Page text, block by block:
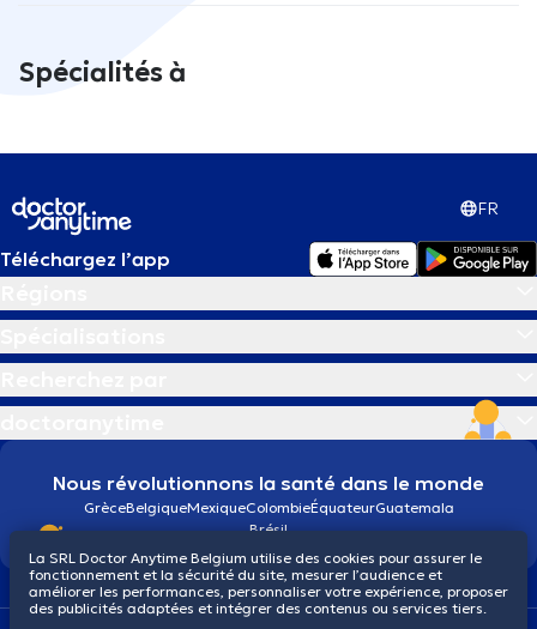
Spécialités à
FR
Téléchargez l’app
Nous révolutionnons la santé dans le monde
GrèceBelgiqueMexiqueColombieÉquateurGuatemala
Brésil
La SRL Doctor Anytime Belgium utilise des cookies pour assurer le
fonctionnement et la sécurité du site, mesurer l’audience et
améliorer les performances, personnaliser votre expérience, proposer
des publicités adaptées et intégrer des contenus ou services tiers.